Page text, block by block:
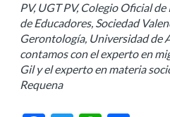
PV, UGT PV, Colegio Oficial
de Educadores, Sociedad
Gerontología, Universidad de
contamos con el experto en
Gil y el experto en materia
Requena